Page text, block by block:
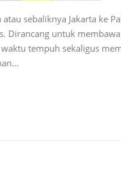
sebaliknya Jakarta ke
Dirancang untuk
tempuh sekaligus